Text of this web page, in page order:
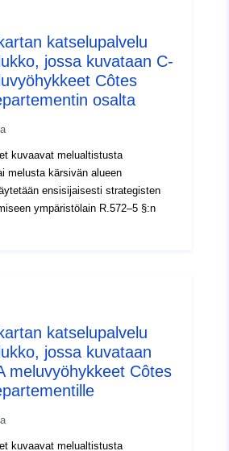
4f86-b6cd-e410c0870e69
Tietoaineistolinkki:
http://inspire.ec.europa.eu/
codelist/SpatialDataServiceType/
katselupalvelu
jossa kuvataan C-
Côtes
osalta
kuvaavat melualtistusta
melusta kärsivän alueen
ensisijaisesti strategisten
ympäristölain R.572–5 §:n
katselupalvelu
jossa kuvataan
meluvyöhykkeet Côtes
kuvaavat melualtistusta